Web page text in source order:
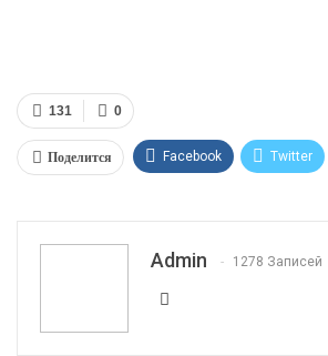
0
131
Поделится Facebook Twitter
Admin 1278 Записей